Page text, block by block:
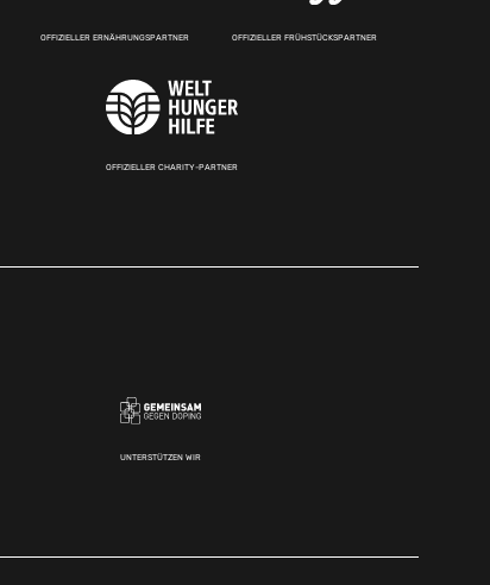
OFFIZIELLER ERNÄHRUNGSPARTNER OFFIZIELLER FRÜHSTÜCKSPARTNER
OFFIZIELLER CHARITY-PARTNER
UNTERSTÜTZEN WIR